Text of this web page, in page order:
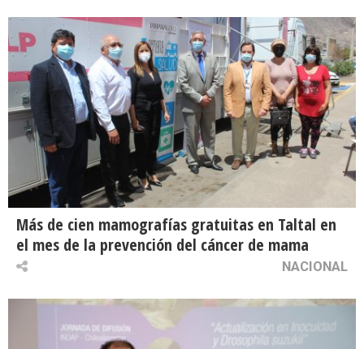
Más de cien mamografías gratuitas en Taltal en
el mes de la prevención del cáncer de mama
NACIONAL